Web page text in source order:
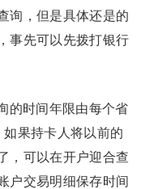
询，但是具体还是的
事先可以先拨打银行
的时间年限由每个省
果持卡人将以前的
，可以在开户迎合查
户交易明细保存时间